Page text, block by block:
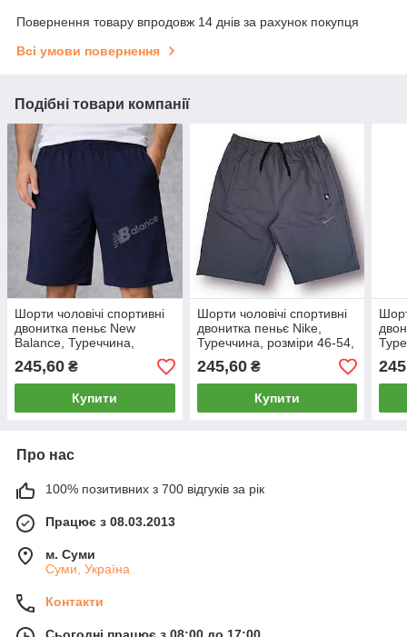
Повернення товару впродовж 14 днів за рахунок покупця
Всі умови повернення
Подібні товари компанії
Шорти чоловічі спортивні
двонитка пеньє New
Balance, Туреччина,
розміри 46-54, темно-сині,
12312
245,60 ₴
Купити
Шорти чоловічі спортивні
двонитка пеньє Nike,
Туреччина, розміри 46-54,
сірі, 013253
245,60₴
Купити
Про нас
100% позитивних з 700 відгуків за рік
Працює з 08.03.2013
м. Суми
Суми, Україна
Контакти